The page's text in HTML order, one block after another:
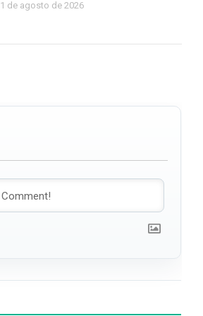
1 de agosto de 2026